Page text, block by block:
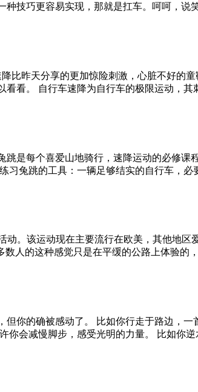
种技巧更容易实现，那就是扛车。呵呵，
比昨天分享的更加惊险刺激，心脏不好的
看看。 自行车速降为自行车的极限运动，
是每个喜爱山地骑行，速降运动的必修课
习兔跳的工具：一辆足够结实的自行车，
。该运动现在主要流行在欧美，其他地区
数人的这种感觉只是在平缓的公路上体验
你的确被感动了。 比如你行走于路边，一
你会减慢脚步，感受光明的力量。 比如你